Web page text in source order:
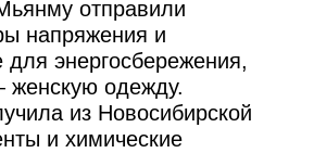
отправили
напряжения и
для энергосбережения,
одежду.
из Новосибирской
и химические